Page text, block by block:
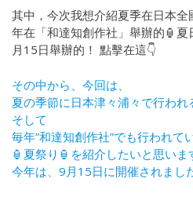
其中，今次我想介紹夏季在日本
年在「和達知創作社」舉辦的🏮
月15日舉辦的！ 點擊在這👇
その中から、今回は、
夏の季節に日本津々浦々で行われ
そして
毎年”和達知創作社”でも行われて
🏮夏祭り🏮を紹介したいと思いま
今年は、9月15日に開催されまし